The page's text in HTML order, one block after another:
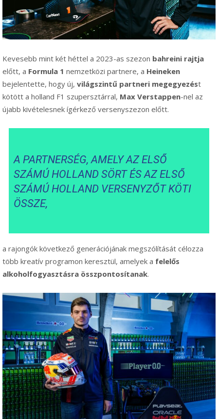
Kevesebb mint két héttel a 2023-as szezon bahreini rajtja
előtt, a Formula 1 nemzetközi partnere, a Heineken
bejelentette, hogy új, világszintű partneri megegyezést
kötött a holland F1 szupersztárral, Max Verstappen-nel az
újabb kivételesnek ígérkező versenyszezon előtt.
A PARTNERSÉG, AMELY AZ ELSŐ
SZÁMÚ HOLLAND SÖRT ÉS AZ ELSŐ
SZÁMÚ HOLLAND VERSENYZŐT KÖTI
ÖSSZE,
a rajongók következő generációjának megszólítását célozza
több kreatív programon keresztül, amelyek a felelős
alkoholfogyasztásra összpontosítanak.